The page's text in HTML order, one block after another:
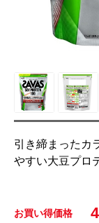
引き締まったカ
やすい大豆プロ
お買い得価格